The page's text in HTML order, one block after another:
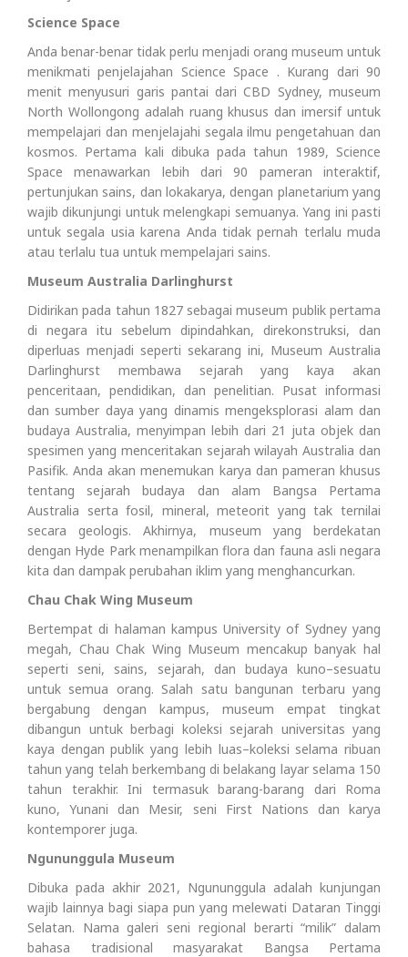
Science Space
Anda benar-benar tidak perlu menjadi orang museum untuk
menikmati penjelajahan Science Space . Kurang dari 90
menit menyusuri garis pantai dari CBD Sydney, museum
North Wollongong adalah ruang khusus dan imersif untuk
mempelajari dan menjelajahi segala ilmu pengetahuan dan
kosmos. Pertama kali dibuka pada tahun 1989, Science
Space menawarkan lebih dari 90 pameran interaktif,
pertunjukan sains, dan lokakarya, dengan planetarium yang
wajib dikunjungi untuk melengkapi semuanya. Yang ini pasti
untuk segala usia karena Anda tidak pernah terlalu muda
atau terlalu tua untuk mempelajari sains.
Museum Australia Darlinghurst
Didirikan pada tahun 1827 sebagai museum publik pertama
di negara itu sebelum dipindahkan, direkonstruksi, dan
diperluas menjadi seperti sekarang ini, Museum Australia
Darlinghurst membawa sejarah yang kaya akan
penceritaan, pendidikan, dan penelitian. Pusat informasi
dan sumber daya yang dinamis mengeksplorasi alam dan
budaya Australia, menyimpan lebih dari 21 juta objek dan
spesimen yang menceritakan sejarah wilayah Australia dan
Pasifik. Anda akan menemukan karya dan pameran khusus
tentang sejarah budaya dan alam Bangsa Pertama
Australia serta fosil, mineral, meteorit yang tak ternilai
secara geologis. Akhirnya, museum yang berdekatan
dengan Hyde Park menampilkan flora dan fauna asli negara
kita dan dampak perubahan iklim yang menghancurkan.
Chau Chak Wing Museum
Bertempat di halaman kampus University of Sydney yang
megah, Chau Chak Wing Museum mencakup banyak hal
seperti seni, sains, sejarah, dan budaya kuno–sesuatu
untuk semua orang. Salah satu bangunan terbaru yang
bergabung dengan kampus, museum empat tingkat
dibangun untuk berbagi koleksi sejarah universitas yang
kaya dengan publik yang lebih luas–koleksi selama ribuan
tahun yang telah berkembang di belakang layar selama 150
tahun terakhir. Ini termasuk barang-barang dari Roma
kuno, Yunani dan Mesir, seni First Nations dan karya
kontemporer juga.
Ngununggula Museum
Dibuka pada akhir 2021, Ngununggula adalah kunjungan
wajib lainnya bagi siapa pun yang melewati Dataran Tinggi
Selatan. Nama galeri seni regional berarti “milik” dalam
bahasa tradisional masyarakat Bangsa Pertama